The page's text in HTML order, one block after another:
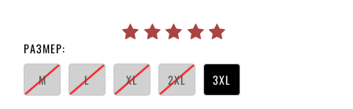
РАЗМЕР:
M
L XL 2XL 3XL